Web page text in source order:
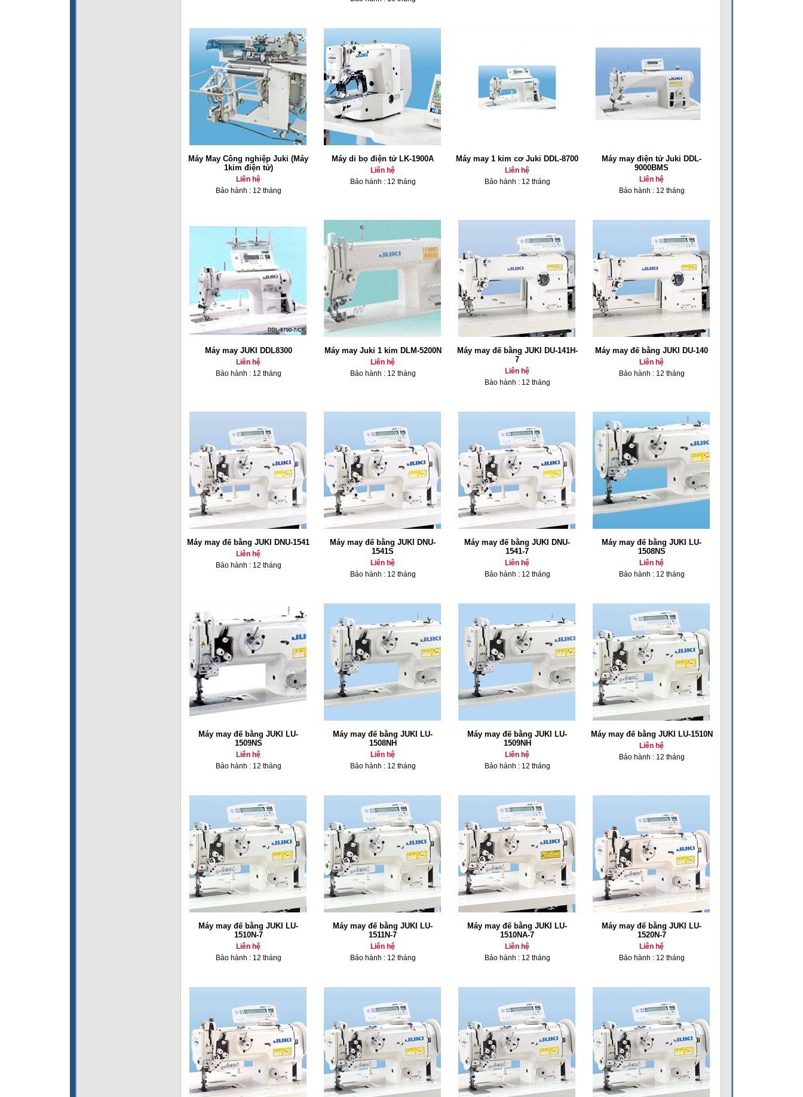
Máy May Công nghiệp Juki (Máy
1kim điện tử)
Liên hệ
Bảo hành : 12 tháng
Máy di bọ điện tử LK-1900A
Liên hệ
Bảo hành : 12 tháng
Máy may 1 kim cơ Juki DDL-8700
Liên hệ
Bảo hành : 12 tháng
Máy may điện tử Juki DDL-
9000BMS
Liên hệ
Bảo hành : 12 tháng
Máy may JUKI DDL8300
Liên hệ
Bảo hành : 12 tháng
Máy may Juki 1 kim DLM-5200N
Liên hệ
Bảo hành : 12 tháng
Máy may đế bằng JUKI DU-141H-
7
Liên hệ
Bảo hành : 12 tháng
Máy may đế bằng JUKI DU-140
Liên hệ
Bảo hành : 12 tháng
Máy may đế bằng JUKI DNU-1541
Liên hệ
Bảo hành : 12 tháng
Máy may đế bằng JUKI DNU-
1541S
Liên hệ
Bảo hành : 12 tháng
Máy may đế bằng JUKI DNU-
1541-7
Liên hệ
Bảo hành : 12 tháng
Máy may đế bằng JUKI LU-
1508NS
Liên hệ
Bảo hành : 12 tháng
Máy may đế bằng JUKI LU-
1509NS
Liên hệ
Bảo hành : 12 tháng
Máy may đế bằng JUKI LU-
1508NH
Liên hệ
Bảo hành : 12 tháng
Máy may đế bằng JUKI LU-
1509NH
Liên hệ
Bảo hành : 12 tháng
Máy may đế bằng JUKI LU-1510N
Liên hệ
Bảo hành : 12 tháng
Máy may đế bằng JUKI LU-
1510N-7
Liên hệ
Bảo hành : 12 tháng
Máy may đế bằng JUKI LU-
1511N-7
Liên hệ
Bảo hành : 12 tháng
Máy may đế bằng JUKI LU-
1510NA-7
Liên hệ
Bảo hành : 12 tháng
Máy may đế bằng JUKI LU-
1520N-7
Liên hệ
Bảo hành : 12 tháng